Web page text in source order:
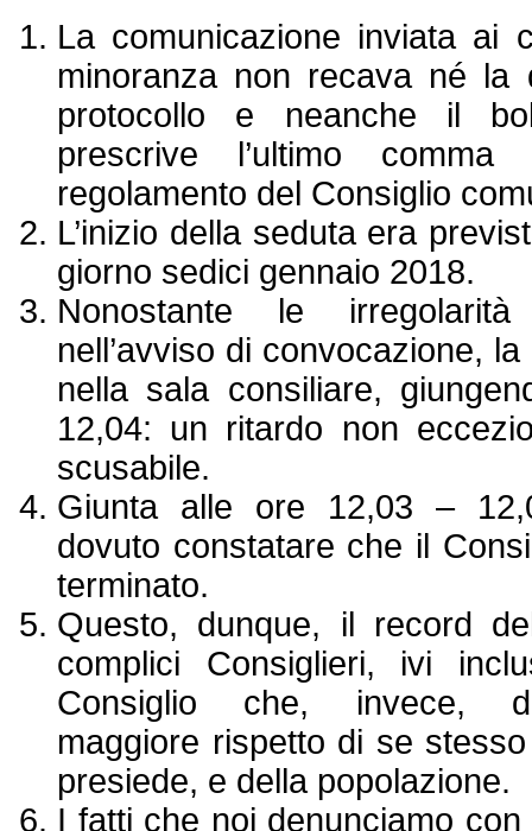
La comunicazione inviata ai
minoranza non recava né
protocollo e neanche il
prescrive l’ultimo comma
regolamento del Consiglio
L’inizio della seduta era
giorno sedici gennaio 2018.
Nonostante le
nell’avviso di convocazione,
nella sala consiliare,
12,04: un ritardo non
scusabile.
Giunta alle ore 12,03 –
dovuto constatare che il
terminato.
Questo, dunque, il record
complici Consiglieri, ivi
Consiglio che, invece,
maggiore rispetto di se
presiede, e della popolazione.
I fatti che noi denunciamo